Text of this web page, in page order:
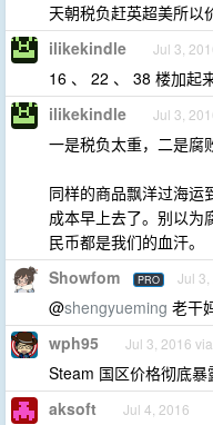
天朝税负赶英超美所以
ilikekindle Jul 3,
16 、 22 、 38 楼加起
ilikekindle Jul 3,
一是税负太重，二是腐
同样的商品飘洋过海运
成本早上去了。别以为
民币都是我们的血汗。
Showfom PRO Jul
@shengyueming 老干
wph95 Jul 3, 2016
Steam 国区价格彻底
aksoft Jul 4, 2016